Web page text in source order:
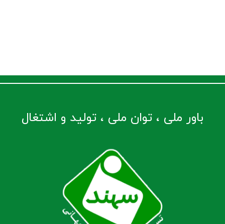
باور ملی ، توان ملی ، تولید و اشتغال